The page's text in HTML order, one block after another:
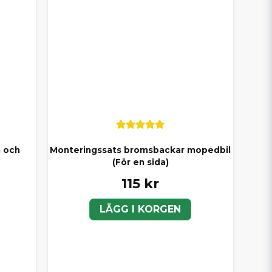
och
Monteringssats bromsbackar mopedbil
(För en sida)
115 kr
LÄGG I KORGEN